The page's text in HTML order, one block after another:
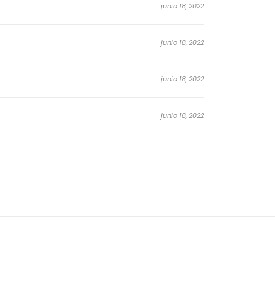
junio 18, 2022
junio 18, 2022
junio 18, 2022
junio 18, 2022